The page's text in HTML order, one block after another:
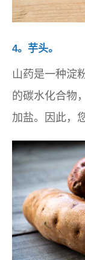
4。芋头。
山药是一种淀
的碳水化合物
加盐。因此，